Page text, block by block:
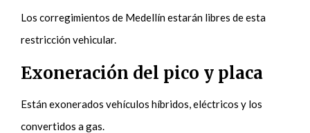
Los corregimientos de Medellín estarán libres de esta
restricción vehicular.
Exoneración del pico y placa
Están exonerados vehículos híbridos, eléctricos y los
convertidos a gas.